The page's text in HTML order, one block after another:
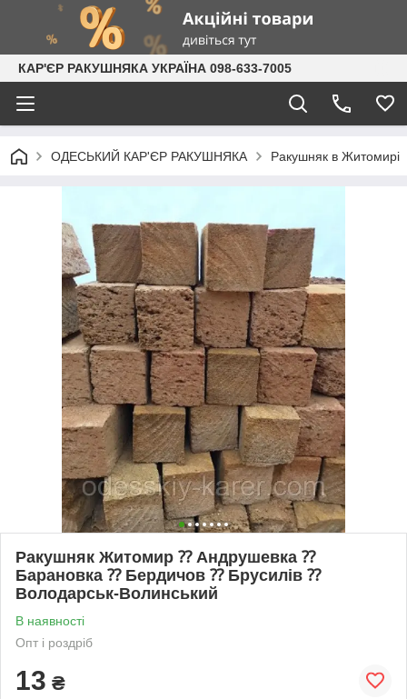
КАР'ЄР РАКУШНЯКА УКРАЇНА 098-633-7005
ОДЕСЬКИЙ КАР'ЄР РАКУШНЯКА Ракушняк в Житомирі
Ракушняк Житомир ⁇ Андрушевка ⁇
Барановка ⁇ Бердичов ⁇ Брусилів ⁇
Володарськ-Волинський
В наявності
Опт і роздріб
13 ₴